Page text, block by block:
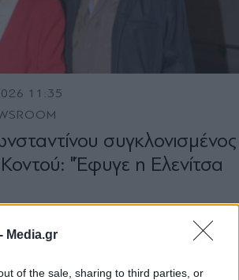
Media.gr
of the sale, sharing to third parties, or
11:35
συγκλονισμένος
"Έφυγε η Ελενίτσα